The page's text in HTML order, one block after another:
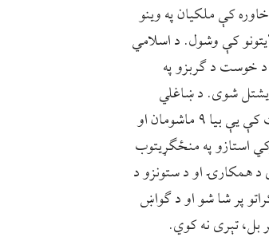
کې ملکیان په وینو
پکتیکا ولایتونو کې وشول. د اسلامي
د خوست د ګربزو په
شوی. د ښاغلي
مجاهد په خبره، پکتیکا او کونړ کې بېګنیو بریدونو ۴ تنه ټپیان کړي؛ خو په خوست کې یې بیا ۹ ماشومان او
استازو په منځګړیتوب
د همکارۍ او د ستونزو د
پر شا شو او د ګواښ
بل، تېری نه کوي.